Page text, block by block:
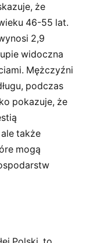
że
46-55 lat.
2,9
widoczna
Mężczyźni
podczas
pokazuje, że
także
mogą